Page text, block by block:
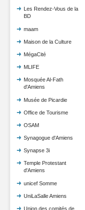
Les Rendez-Vous de la
BD
maam
Maison de la Culture
MégaCité
MLIFE
Mosquée Al-Fath
d'Amiens
Musée de Picardie
Office de Tourisme
OSAM
Synagogue d'Amiens
Synapse 3i
Temple Protestant
d'Amiens
unicef Somme
UniLaSalle Amiens
Union des comités de